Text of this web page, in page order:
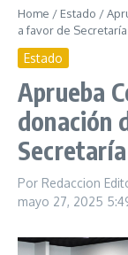
Home / Estado /
a favor de
Estado
Aprueba
donación
Por Redaccion
mayo 27, 2025